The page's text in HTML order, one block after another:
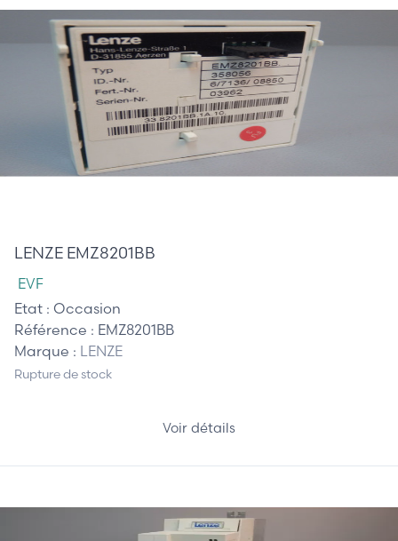
LENZE EMZ8201BB
EVF
Etat : Occasion
Référence : EMZ8201BB
Marque : LENZE
Rupture de stock
Voir détails